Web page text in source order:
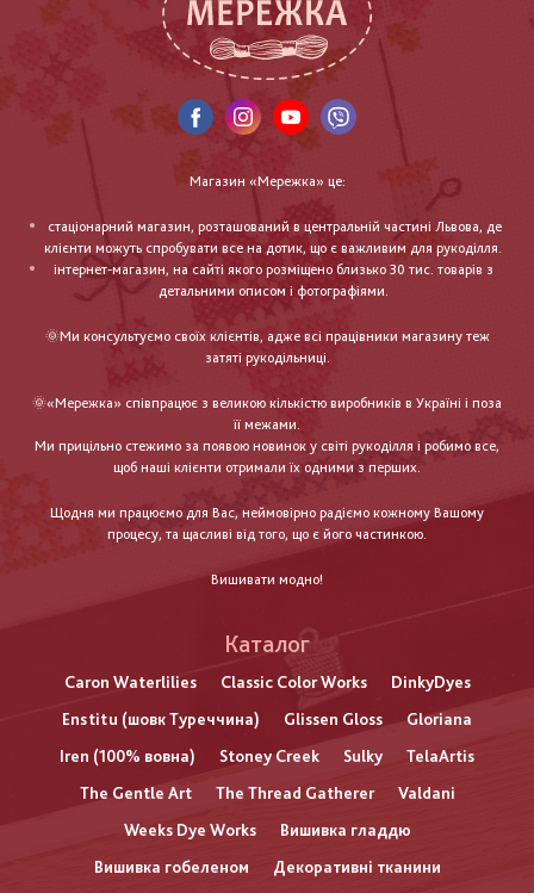
Магазин «Мережка» це:
стаціонарний магазин, розташований в центральній частині Львова, де
клієнти можуть спробувати все на дотик, що є важливим для рукоділля.
інтернет-магазин, на сайті якого розміщено близько 30 тис. товарів з
детальними описом і фотографіями.
🌞Ми консультуємо своїх клієнтів, адже всі працівники магазину теж
затяті рукодільниці.
🌞«Мережка» співпрацює з великою кількістю виробників в Україні і поза
її межами.
Ми прицільно стежимо за появою новинок у світі рукоділля і робимо все,
щоб наші клієнти отримали їх одними з перших.
Щодня ми працюємо для Вас, неймовірно радіємо кожному Вашому
процесу, та щасливі від того, що є його частинкою.
Вишивати модно!
Каталог
Caron Waterlilies Classic Color Works
DinkyDyes
Enstitu (шовк Туреччина)
Glissen Gloss
Gloriana
Iren (100% вовна)
Stoney Creek Sulky
TelaArtis
The Gentle Art
The Thread Gatherer
Valdani
Weeks Dye Works
Вишивка гладдю
Вишивка гобеленом
Декоративні тканини